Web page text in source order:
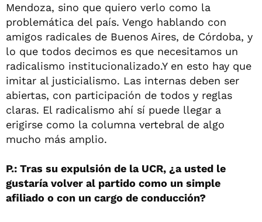
Mendoza, sino que quiero verlo como la
problemática del país. Vengo hablando con
amigos radicales de Buenos Aires, de Córdoba, y
lo que todos decimos es que necesitamos un
radicalismo institucionalizado.Y en esto hay que
imitar al justicialismo. Las internas deben ser
abiertas, con participación de todos y reglas
claras. El radicalismo ahí sí puede llegar a
erigirse como la columna vertebral de algo
mucho más amplio.
P.: Tras su expulsión de la UCR, ¿a usted le
gustaría volver al partido como un simple
afiliado o con un cargo de conducción?